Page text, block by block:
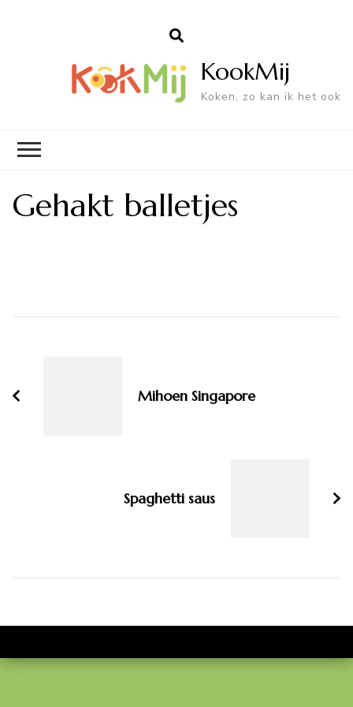
KookMij
Koken, zo kan ik het ook
Gehakt balletjes
Mihoen Singapore
Spaghetti saus